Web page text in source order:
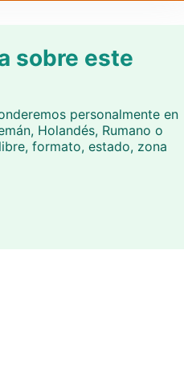
sobre este
personalmente en
Holandés, Rumano o
formato, estado, zona